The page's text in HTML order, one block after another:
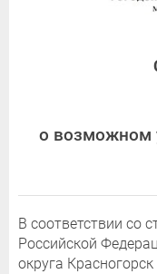
о возможном
В соответствии со
Российской
округа